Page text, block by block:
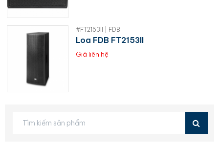
#FT2153II | FDB
Loa FDB FT2153II
Giá liên hệ